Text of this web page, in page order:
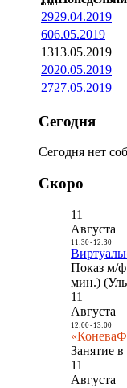
2929.04.2019
606.05.2019
1313.05.2019
2020.05.2019
2727.05.2019
Сегодня
Сегодня нет
Скоро
11
Августа
11:30- 12:30
Показ м/
мин.)
11
Августа
12:00- 13:00
Занятие
11
Августа